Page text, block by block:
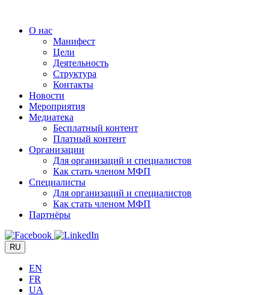
содержимому
О нас
Манифест
Цели
Деятельность
Структура
Контакты
Новости
Мероприятия
Медиатека
Бесплатный контент
Платный контент
Организации
Для организаций и специалистов
Как стать членом МФП
Специалисты
Для организаций и специалистов
Как стать членом МФП
Партнёры
RU
EN
FR
UA